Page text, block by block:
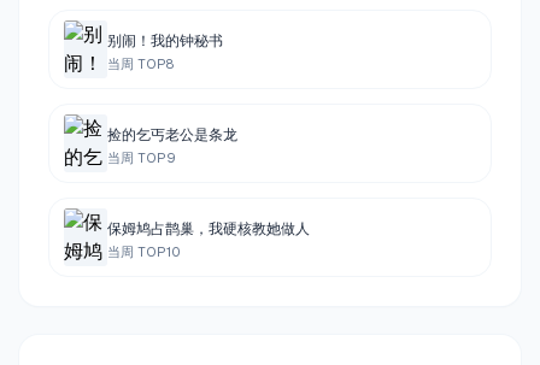
别闹！我的钟秘书
当周 TOP8
捡的乞丐老公是条龙
当周 TOP9
保姆鸠占鹊巢，我硬核教她做人
当周 TOP10